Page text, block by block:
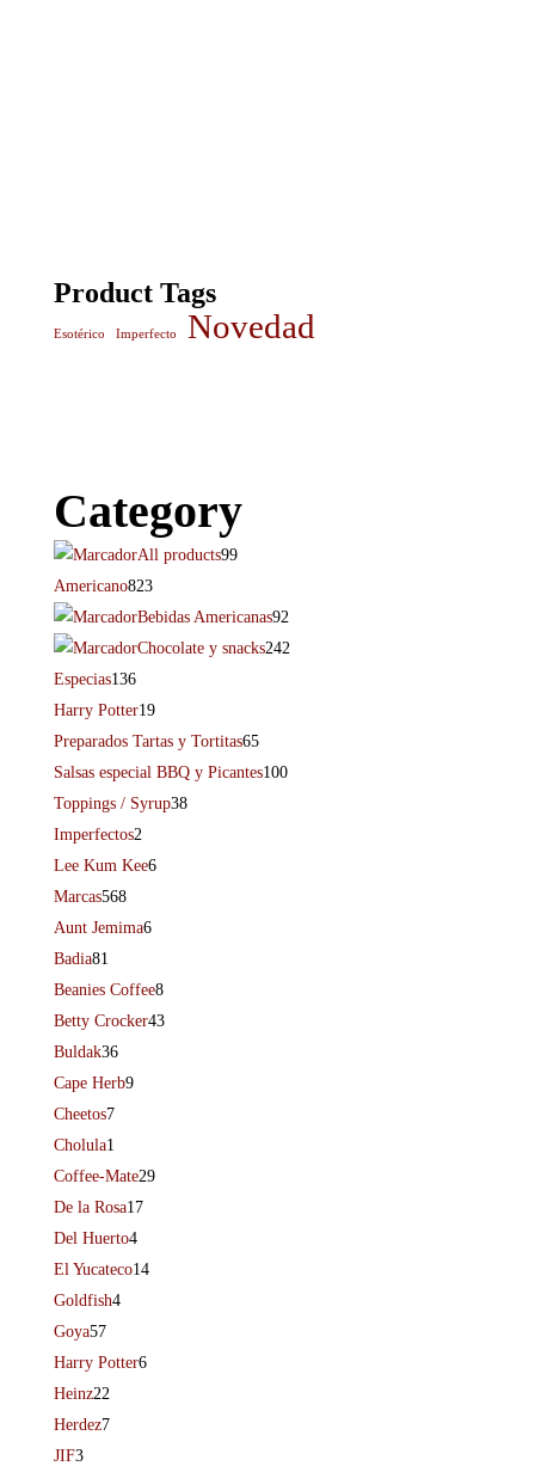
Product Tags
Esotérico Imperfecto Novedad
Category
All products99
Americano823
Bebidas Americanas92
Chocolate y snacks242
Especias136
Harry Potter19
Preparados Tartas y Tortitas65
Salsas especial BBQ y Picantes100
Toppings / Syrup38
Imperfectos2
Lee Kum Kee6
Marcas568
Aunt Jemima6
Badia81
Beanies Coffee8
Betty Crocker43
Buldak36
Cape Herb9
Cheetos7
Cholula1
Coffee-Mate29
De la Rosa17
Del Huerto4
El Yucateco14
Goldfish4
Goya57
Harry Potter6
Heinz22
Herdez7
JIF3